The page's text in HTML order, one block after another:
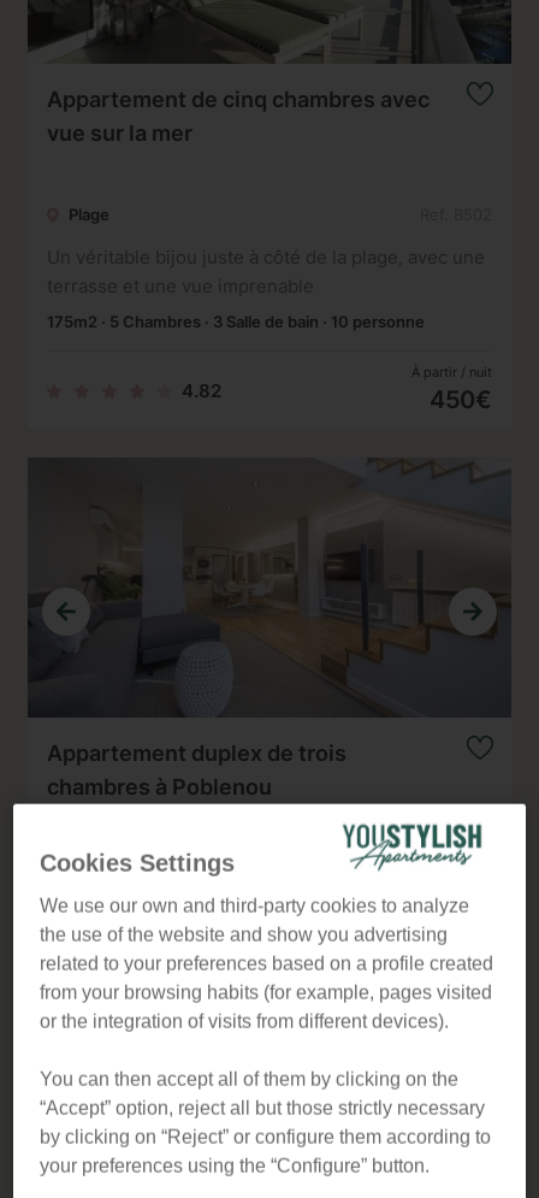
Appartement de cinq chambres avec
vue sur la mer
Plage
Un véritable bijou juste à côté de la plage, avec une
terrasse et une vue imprenable
175m2 · 5 Chambres · 3 Salle de bain · 10 personne
4.82
À partir / nuit
450€
Appartement duplex de trois
chambres à Poblenou
Plage Ref. B382
Votre propre duplex dans la zone la plus sympa de
Barcelone, à proximité de la plage.
120m2 · 3 Chambres · 2 Salle de bain · 6 personne
À partir / nuit
Cookies Settings
We use our own and third-party cookies to analyze
the use of the website and show you advertising
related to your preferences based on a profile created
from your browsing habits (for example, pages visited
or the integration of visits from different devices).
You can then accept all of them by clicking on the
“Accept” option, reject all but those strictly necessary
by clicking on “Reject” or configure them according to
your preferences using the “Configure” button.